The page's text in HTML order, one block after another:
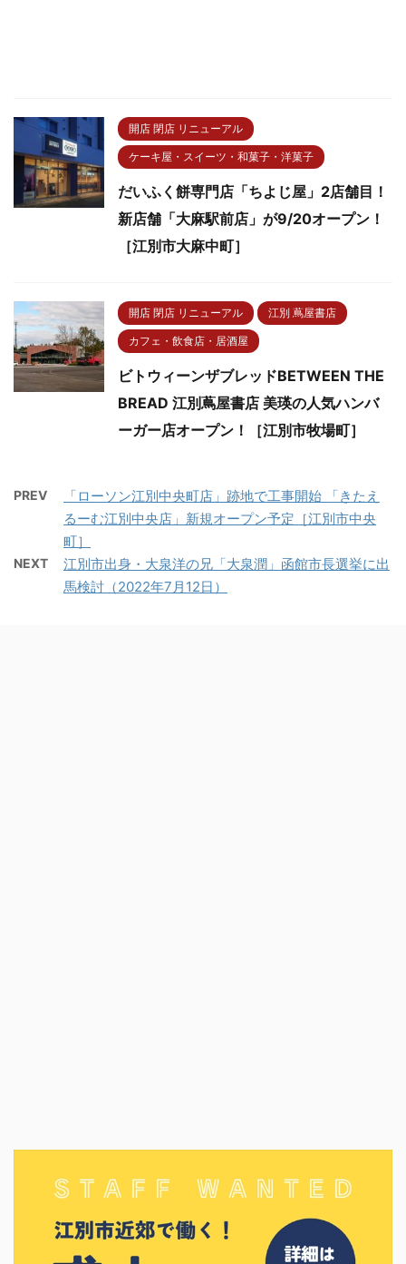
開店 閉店 リニューアル
ケーキ屋・スイーツ・和菓子・洋菓子
だいふく餅専門店「ちよじ屋」2店舗目！
新店舗「大麻駅前店」が9/20オープン！
［江別市大麻中町］
開店 閉店 リニューアル 江別 蔦屋書店
カフェ・飲食店・居酒屋
ビトウィーンザブレッドBETWEEN THE
BREAD 江別蔦屋書店 美瑛の人気ハンバ
ーガー店オープン！［江別市牧場町］
PREV
「ローソン江別中央町店」跡地で工事開始 「きたえ
るーむ江別中央店」新規オープン予定［江別市中央
町］
NEXT
江別市出身・大泉洋の兄「大泉潤」函館市長選挙に出
馬検討（2022年7月12日）